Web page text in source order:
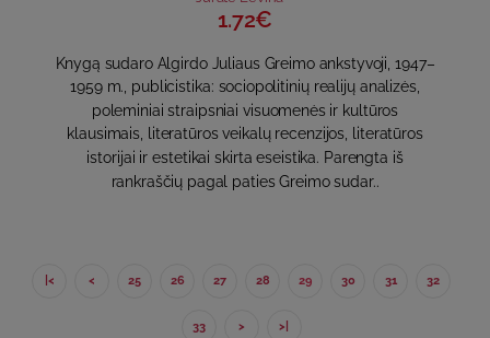
1.72€
Knygą sudaro Algirdo Juliaus Greimo ankstyvoji, 1947–
1959 m., publicistika: sociopolitinių realijų analizės,
poleminiai straipsniai visuomenės ir kultūros
klausimais, literatūros veikalų recenzijos, literatūros
istorijai ir estetikai skirta eseistika. Parengta iš
rankraščių pagal paties Greimo sudar..
|< < 25 26 27 28 29 30 31 32
33 > >|